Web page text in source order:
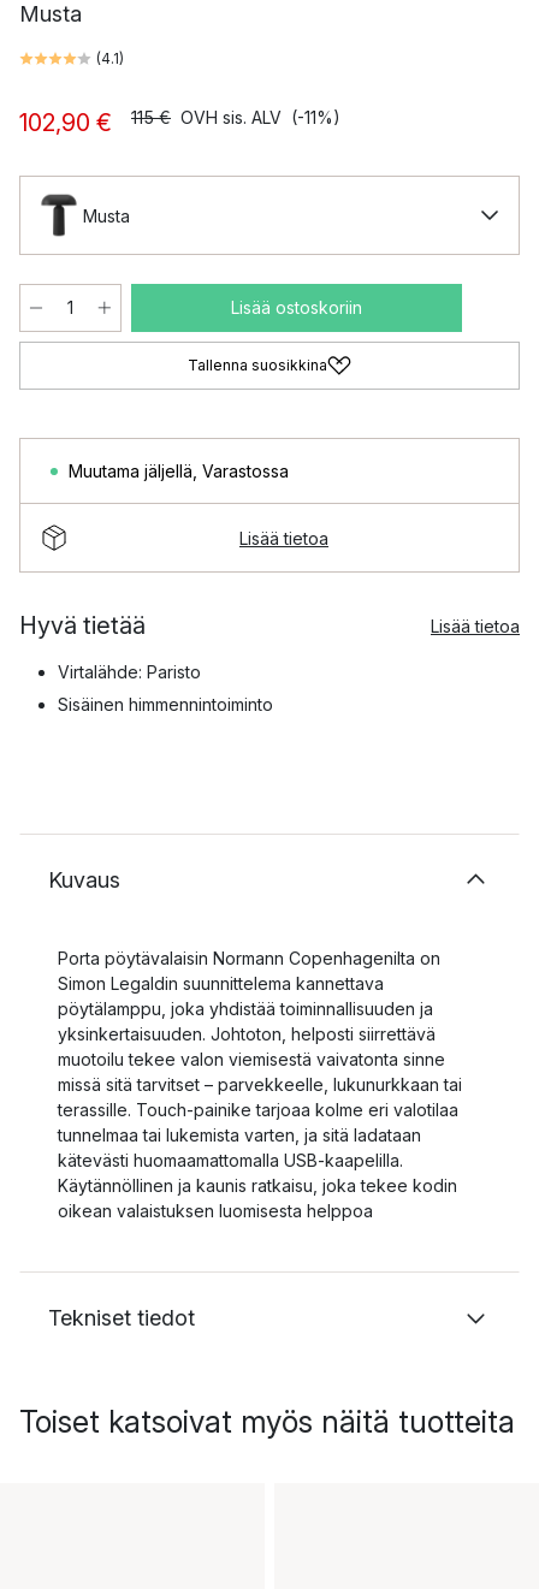
Musta
(4.1)
102,90 € 115 € OVH sis. ALV (-11%)
Musta
Lisää ostoskoriin
Tallenna suosikkina
Muutama jäljellä Varastossa
Lisää tietoa
Hyvä tietää Lisää tietoa
Virtalähde: Paristo
Sisäinen himmennintoiminto
Kuvaus
Porta pöytävalaisin Normann Copenhagenilta on
Simon Legaldin suunnittelema kannettava
pöytälamppu, joka yhdistää toiminnallisuuden ja
yksinkertaisuuden. Johtoton, helposti siirrettävä
muotoilu tekee valon viemisestä vaivatonta sinne
missä sitä tarvitset – parvekkeelle, lukunurkkaan tai
terassille. Touch-painike tarjoaa kolme eri valotilaa
tunnelmaa tai lukemista varten, ja sitä ladataan
kätevästi huomaamattomalla USB-kaapelilla.
Käytännöllinen ja kaunis ratkaisu, joka tekee kodin
oikean valaistuksen luomisesta helppoa
Tekniset tiedot
Toiset katsoivat myös näitä tuotteita